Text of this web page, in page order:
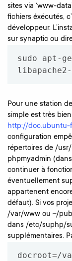
sites via ‘www-
fichiers éxécutés,
développeur.
sur synaptic ou
sudo apt-
libapache2-
Pour une station
simple est très
http://doc.ubuntu-
configuration
répertoires de /
phpmyadmin
continuer à
éventuellement
appartenent
défaut). Si vos
/var/www ou ~/
dans /etc/suphp/
supplémentaires.
docroot=/